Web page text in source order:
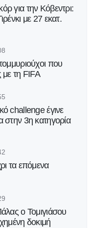
για την Κόβεντρι:
με 27 εκατ.
που
με τη FIFA
challenge έγινε
στην 3η κατηγορία
τα επόμενα
ο Τομιγιάσου
δοκιμή